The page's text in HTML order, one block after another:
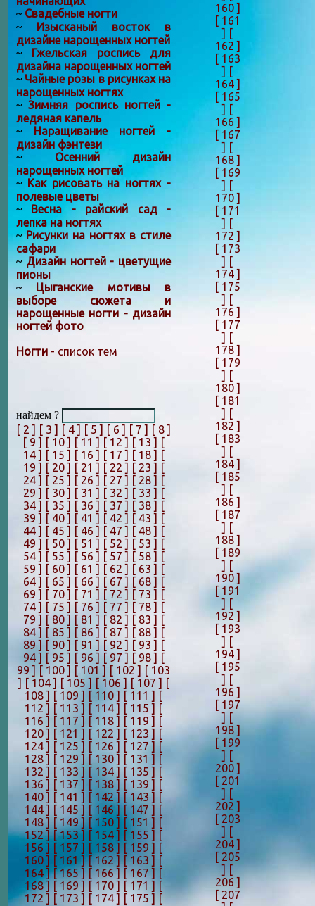
160 ]
[ 161
] [
162 ]
[ 163
] [
164 ]
[ 165
] [
166 ]
[ 167
] [
168 ]
[ 169
] [
170 ]
[ 171
] [
172 ]
[ 173
] [
174 ]
[ 175
] [
176 ]
[ 177
] [
178 ]
[ 179
] [
180 ]
[ 181
] [
182 ]
[ 183
] [
184 ]
[ 185
] [
186 ]
[ 187
] [
188 ]
[ 189
] [
190 ]
[ 191
] [
192 ]
[ 193
] [
194 ]
[ 195
] [
196 ]
[ 197
] [
198 ]
[ 199
] [
200 ]
[ 201
] [
202 ]
[ 203
] [
204 ]
[ 205
] [
206 ]
[ 207
~ Свадебные ногти
~ Изысканый восток в
дизайне нарощенных ногтей
~ Гжельская роспись для
дизайна нарощенных ногтей
~ Чайные розы в рисунках на
нарощенных ногтях
~Зимняя роспись ногтей -
ледяная капель
~ Наращивание ногтей -
дизайн фэнтези
~ Осенний дизайн
нарощенных ногтей
~ Как рисовать на ногтях -
полевые цветы
~ Весна - райский сад -
лепка на ногтях
~Рисунки на ногтях в стиле
сафари
~ Дизайн ногтей - цветущие
пионы
~ Цыганские мотивы в
выборе сюжета и
нарощенные ногти - дизайн
ногтей фото
Ногти - список тем
найдем ?
[ 2 ] [ 3 ] [ 4 ] [ 5 ] [ 6 ] [ 7 ] [ 8 ]
[ 9 ] [ 10 ] [ 11 ] [ 12 ] [ 13 ] [
14 ] [ 15 ] [ 16 ] [ 17 ] [ 18 ] [
19 ] [ 20 ] [ 21 ] [ 22 ] [ 23 ] [
24 ] [ 25 ] [ 26 ] [ 27 ] [ 28 ] [
29 ] [ 30 ] [ 31 ] [ 32 ] [ 33 ] [
34 ] [ 35 ] [ 36 ] [ 37 ] [ 38 ] [
39 ] [ 40 ] [ 41 ] [ 42 ] [ 43 ] [
44 ] [ 45 ] [ 46 ] [ 47 ] [ 48 ] [
49 ] [ 50 ] [ 51 ] [ 52 ] [ 53 ] [
54 ] [ 55 ] [ 56 ] [ 57 ] [ 58 ] [
59 ] [ 60 ] [ 61 ] [ 62 ] [ 63 ] [
64 ] [ 65 ] [ 66 ] [ 67 ] [ 68 ] [
69 ] [ 70 ] [ 71 ] [ 72 ] [ 73 ] [
74 ] [ 75 ] [ 76 ] [ 77 ] [ 78 ] [
79 ] [ 80 ] [ 81 ] [ 82 ] [ 83 ] [
84 ] [ 85 ] [ 86 ] [ 87 ] [ 88 ] [
89 ] [ 90 ] [ 91 ] [ 92 ] [ 93 ] [
94 ] [ 95 ] [ 96 ] [ 97 ] [ 98 ] [
99 ] [ 100 ] [ 101 ] [ 102 ] [ 103
] [ 104 ] [ 105 ] [ 106 ] [ 107 ] [
108 ] [ 109 ] [ 110 ] [ 111 ] [
112 ] [ 113 ] [ 114 ] [ 115 ] [
116 ] [ 117 ] [ 118 ] [ 119 ] [
120 ] [ 121 ] [ 122 ] [ 123 ] [
124 ] [ 125 ] [ 126 ] [ 127 ][
128 ] [ 129 ] [ 130 ] [ 131 ] [
132 ] [ 133 ] [ 134 ] [ 135 ] [
136 ] [ 137 ] [ 138 ] [ 139 ] [
140 ] [ 141 ] [ 142 ][ 143 ] [
144 ] [ 145 ] [ 146 ][ 147 ] [
148 ][ 149 ][ 150 ] [ 151 ] [
152 ][ 153 ] [ 154 ] [ 155 ] [
156 ] [ 157 ] [ 158 ] [ 159 ] [
160 ] [ 161 ][ 162 ][ 163 ] [
164 ][ 165 ][ 166 ][ 167 ] [
168 ][ 169 ][ 170 ] [ 171 ] [
172 ] [ 173 ] [ 174 ] [ 175 ] [